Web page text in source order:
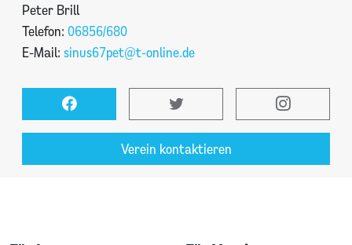
Peter Brill
Telefon: 06856/680
E-Mail: sinus67pet@t-online.de
Verein kontaktieren